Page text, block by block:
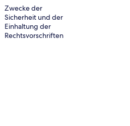
Zwecke der
Sicherheit und der
Einhaltung der
Rechtsvorschriften